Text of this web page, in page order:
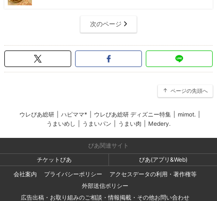
次のページ
ページの先頭へ
ウレぴあ総研 ハピママ* ウレぴあ総研 ディズニー特集 mimot.
うまいめし
うまいパン うまい肉 Medery.
ぴあ関連サイト
チケットぴあ
ぴあ(アプリ&Web)
会社案内
プライバシーポリシー
アクセスデータの利用・著作権等
外部送信ポリシー
広告出稿・お取り組みのご相談・情報掲載・その他お問い合わせ